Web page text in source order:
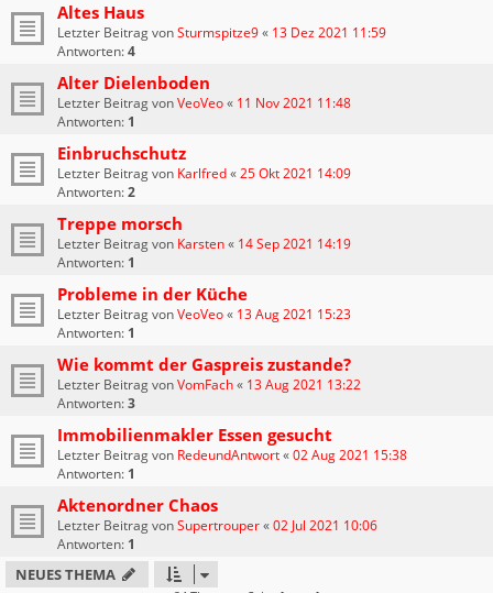
Altes Haus
Letzter Beitrag vonSturmspitze9« 13 Dez 2021 11:59
Antworten:4
Alter Dielenboden
Letzter Beitrag vonVeoVeo« 11 Nov 2021 11:48
Antworten: 1
Einbruchschutz
Letzter Beitrag von Karlfred«25 Okt 2021 14:09
Antworten:2
Treppe morsch
Letzter Beitrag von Karsten« 14 Sep 2021 14:19
Antworten: 1
Probleme in der Küche
Letzter Beitrag vonVeoVeo« 13 Aug 2021 15:23
Antworten: 1
Wie kommt der Gaspreis zustande?
Letzter Beitrag vonVomFach« 13 Aug 2021 13:22
Antworten:3
Immobilienmakler Essen gesucht
Letzter Beitrag von RedeundAntwort«02 Aug 2021 15:38
Antworten: 1
Aktenordner Chaos
Letzter Beitrag vonSupertrouper«02 Jul 2021 10:06
Antworten: 1
NEUES THEMA